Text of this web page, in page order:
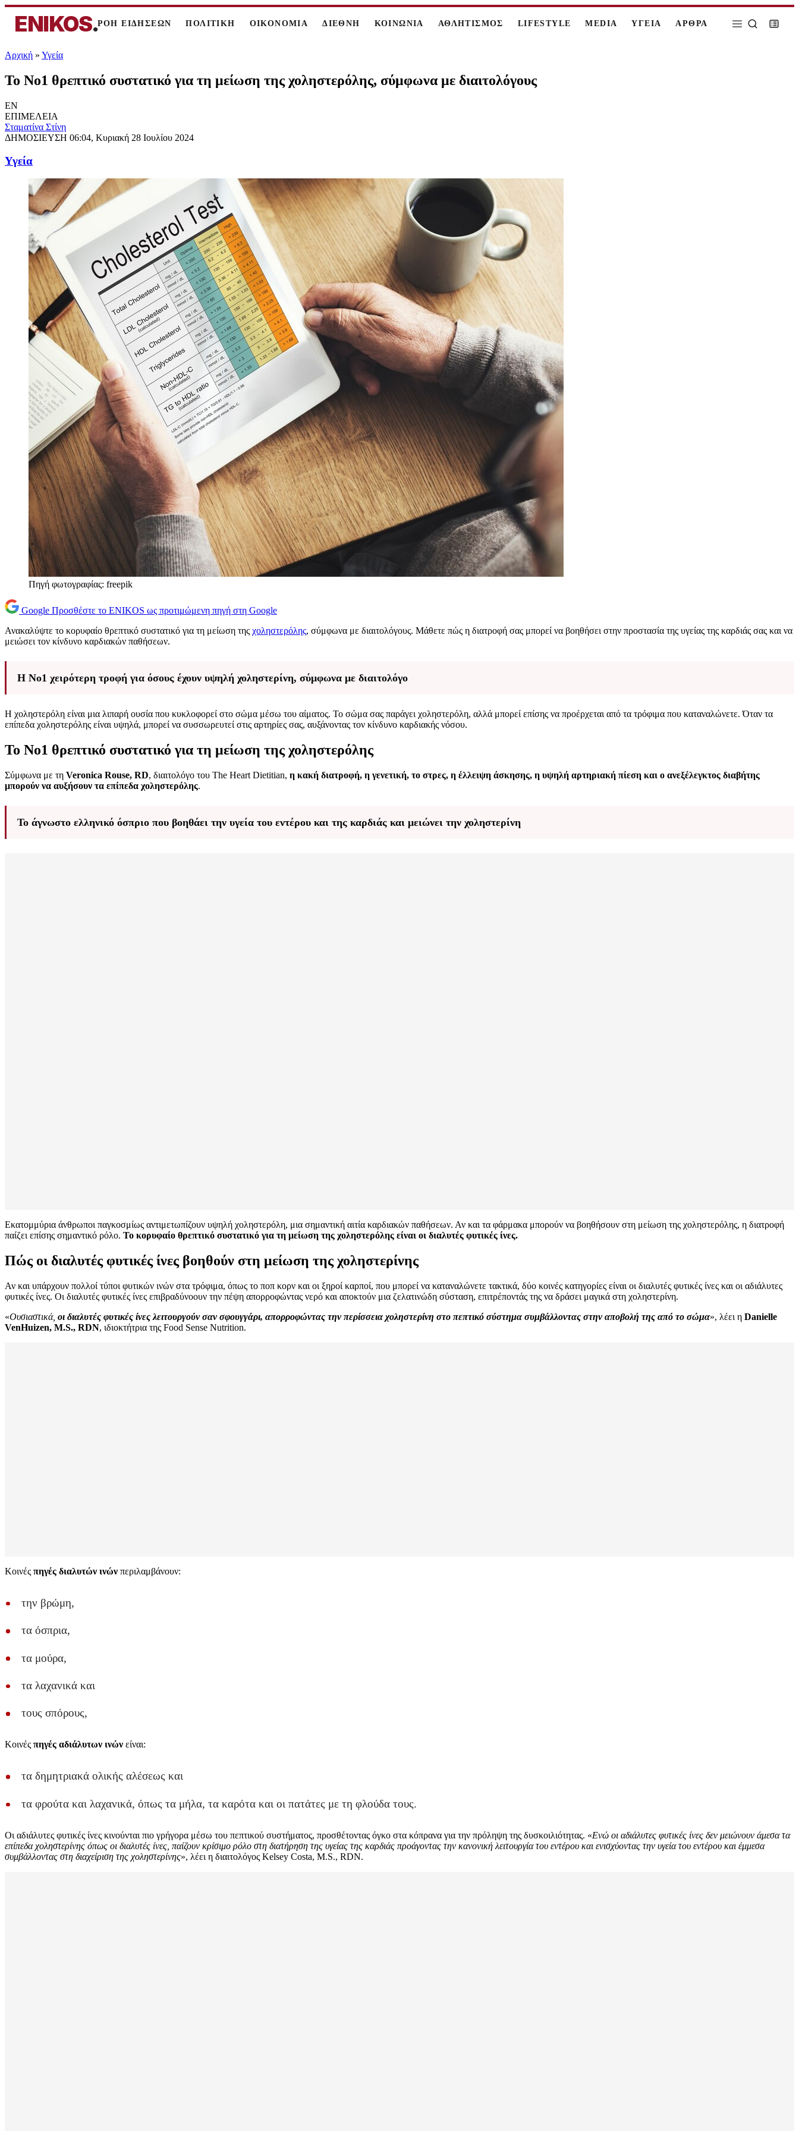
ENIKOS.ΡΟΗ ΕΙΔΗΣΕΩΝ ΠΟΛΙΤΙΚΗ ΟΙΚΟΝΟΜΙΑ ΔΙΕΘΝΗ ΚΟΙΝΩΝΙΑ ΑΘΛΗΤΙΣΜΟΣ LIFESTYLE MEDIA ΥΓΕΙΑ ΑΡΘΡΑ
Αρχική » Υγεία
Το Νο1 θρεπτικό συστατικό για τη μείωση της χοληστερόλης, σύμφωνα με διαιτολόγους
EN
ΕΠΙΜΕΛΕΙΑ
Σταματίνα Στίνη
ΔΗΜΟΣΙΕΥΣΗ 06:04, Κυριακή 28 Ιουλίου 2024
Υγεία
Πηγή φωτογραφίας: freepik
Google Προσθέστε το ENIKOS ως προτιμώμενη πηγή στη Google
Ανακαλύψτε το κορυφαίο θρεπτικό συστατικό για τη μείωση της χοληστερόλης, σύμφωνα με διαιτολόγους. Μάθετε πώς η διατροφή σας μπορεί να βοηθήσει στην προστασία της υγείας της καρδιάς σας και να
μειώσει τον κίνδυνο καρδιακών παθήσεων.
Η Νο1 χειρότερη τροφή για όσους έχουν υψηλή χοληστερίνη, σύμφωνα με διαιτολόγο
Η χοληστερόλη είναι μια λιπαρή ουσία που κυκλοφορεί στο σώμα μέσω του αίματος. Το σώμα σας παράγει χοληστερόλη, αλλά μπορεί επίσης να προέρχεται από τα τρόφιμα που καταναλώνετε. Όταν τα
επίπεδα χοληστερόλης είναι υψηλά, μπορεί να συσσωρευτεί στις αρτηρίες σας, αυξάνοντας τον κίνδυνο καρδιακής νόσου.
Το Νο1 θρεπτικό συστατικό για τη μείωση της χοληστερόλης
Σύμφωνα με τη Veronica Rouse, RD, διαιτολόγο του The Heart Dietitian, η κακή διατροφή, η γενετική, το στρες, η έλλειψη άσκησης, η υψηλή αρτηριακή πίεση και ο ανεξέλεγκτος διαβήτης
μπορούν να αυξήσουν τα επίπεδα χοληστερόλης.
Το άγνωστο ελληνικό όσπριο που βοηθάει την υγεία του εντέρου και της καρδιάς και μειώνει την χοληστερίνη
Εκατομμύρια άνθρωποι παγκοσμίως αντιμετωπίζουν υψηλή χοληστερόλη, μια σημαντική αιτία καρδιακών παθήσεων. Αν και τα φάρμακα μπορούν να βοηθήσουν στη μείωση της χοληστερόλης, η διατροφή
παίζει επίσης σημαντικό ρόλο. Το κορυφαίο θρεπτικό συστατικό για τη μείωση της χοληστερόλης είναι οι διαλυτές φυτικές ίνες.
Πώς οι διαλυτές φυτικές ίνες βοηθούν στη μείωση της χοληστερίνης
Αν και υπάρχουν πολλοί τύποι φυτικών ινών στα τρόφιμα, όπως το ποπ κορν και οι ξηροί καρποί, που μπορεί να καταναλώνετε τακτικά, δύο κοινές κατηγορίες είναι οι διαλυτές φυτικές ίνες και οι αδιάλυτες
φυτικές ίνες. Οι διαλυτές φυτικές ίνες επιβραδύνoουν την πέψη απορροφώντας νερό και αποκτούν μια ζελατινώδη σύσταση, επιτρέποντάς της να δράσει μαγικά στη χοληστερίνη.
«Ουσιαστικά, οι διαλυτές φυτικές ίνες λειτουργούν σαν σφουγγάρι, απορροφώντας την περίσσεια χοληστερίνη στο πεπτικό σύστημα συμβάλλοντας στην αποβολή της από το σώμα», λέει η Danielle
VenHuizen, M.S., RDN, ιδιοκτήτρια της Food Sense Nutrition.
Κοινές πηγές διαλυτών ινών περιλαμβάνουν:
την βρώμη,
τα όσπρια,
τα μούρα,
τα λαχανικά και
τους σπόρους,
Κοινές πηγές αδιάλυτων ινών είναι:
τα δημητριακά ολικής αλέσεως και
τα φρούτα και λαχανικά, όπως τα μήλα, τα καρότα και οι πατάτες με τη φλούδα τους.
Οι αδιάλυτες φυτικές ίνες κινούνται πιο γρήγορα μέσω του πεπτικού συστήματος, προσθέτοντας όγκο στα κόπρανα για την πρόληψη της δυσκοιλιότητας. «Ενώ οι αδιάλυτες φυτικές ίνες δεν μειώνουν άμεσα τα
επίπεδα χοληστερίνης όπως οι διαλυτές ίνες, παίζουν κρίσιμο ρόλο στη διατήρηση της υγείας της καρδιάς προάγοντας την κανονική λειτουργία του εντέρου και ενισχύοντας την υγεία του εντέρου και έμμεσα
συμβάλλοντας στη διαχείριση της χοληστερίνης», λέει η διαιτολόγος Kelsey Costa, M.S., RDN.